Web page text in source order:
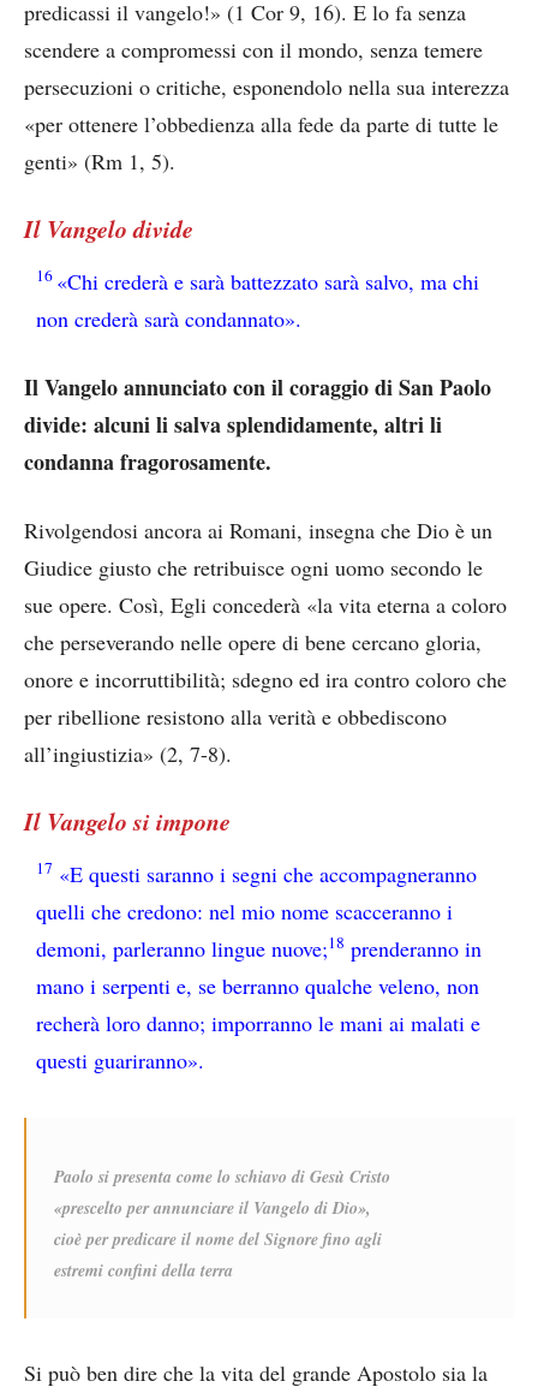
predicassi il vangelo!» (1 Cor 9, 16). E lo fa senza
scendere a compromessi con il mondo, senza temere
persecuzioni o critiche, esponendolo nella sua interezza
«per ottenere l’obbedienza alla fede da parte di tutte le
genti» (Rm 1, 5).
Il Vangelo divide
16 «Chi crederà e sarà battezzato sarà salvo, ma chi
non crederà sarà condannato».
Il Vangelo annunciato con il coraggio di San Paolo
divide: alcuni li salva splendidamente, altri li
condanna fragorosamente.
Rivolgendosi ancora ai Romani, insegna che Dio è un
Giudice giusto che retribuisce ogni uomo secondo le
sue opere. Così, Egli concederà «la vita eterna a coloro
che perseverando nelle opere di bene cercano gloria,
onore e incorruttibilità; sdegno ed ira contro coloro che
per ribellione resistono alla verità e obbediscono
all’ingiustizia» (2, 7-8).
Il Vangelo si impone
17 «E questi saranno i segni che accompagneranno
quelli che credono: nel mio nome scacceranno i
demoni, parleranno lingue nuove;18 prenderanno in
mano i serpenti e, se berranno qualche veleno, non
recherà loro danno; imporranno le mani ai malati e
questi guariranno».
Paolo si presenta come lo schiavo di Gesù Cristo
«prescelto per annunciare il Vangelo di Dio»,
cioè per predicare il nome del Signore fino agli
estremi confini della terra
Si può ben dire che la vita del grande Apostolo sia la